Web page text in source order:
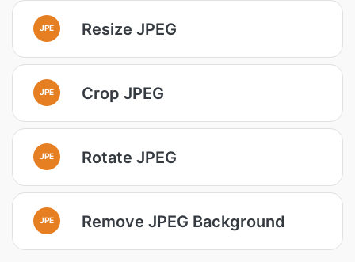
JPE Resize JPEG
JPE Crop JPEG
JPE Rotate JPEG
JPE Remove JPEG Background